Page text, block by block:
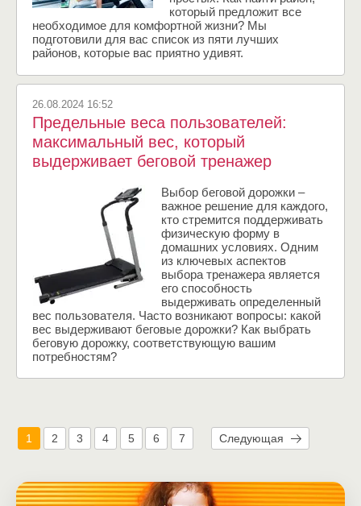
который предложит все
необходимое для комфортной жизни? Мы
подготовили для вас список из пяти лучших
районов, которые вас приятно удивят.
26.08.2024 16:52
Предельные веса пользователей:
максимальный вес, который
выдерживает беговой тренажер
Выбор беговой дорожки –
важное решение для каждого,
кто стремится поддерживать
физическую форму в
домашних условиях. Одним
из ключевых аспектов
выбора тренажера является
его способность
выдерживать определенный
вес пользователя. Часто возникают вопросы: какой
вес выдерживают беговые дорожки? Как выбрать
беговую дорожку, соответствующую вашим
потребностям?
1 2 3 4 5 6 7 Следующая